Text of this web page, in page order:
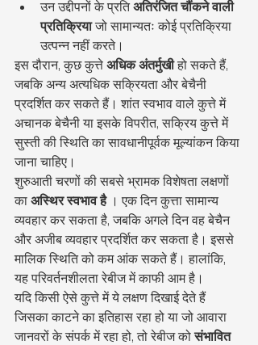
उन उद्दीपनों के प्रति अतिरंजित चौंकने वाली
प्रतिक्रिया जो सामान्यतः कोई प्रतिक्रिया
उत्पन्न नहीं करते।
इस दौरान, कुछ कुत्ते अधिक अंतर्मुखी हो सकते हैं,
जबकि अन्य अत्यधिक सक्रियता और बेचैनी
प्रदर्शित कर सकते हैं। शांत स्वभाव वाले कुत्ते में
अचानक बेचैनी या इसके विपरीत, सक्रिय कुत्ते में
सुस्ती की स्थिति का सावधानीपूर्वक मूल्यांकन किया
जाना चाहिए।
शुरुआती चरणों की सबसे भ्रामक विशेषता लक्षणों
का अस्थिर स्वभाव है । एक दिन कुत्ता सामान्य
व्यवहार कर सकता है, जबकि अगले दिन वह बेचैन
और अजीब व्यवहार प्रदर्शित कर सकता है। इससे
मालिक स्थिति को कम आंक सकते हैं। हालांकि,
यह परिवर्तनशीलता रेबीज में काफी आम है।
यदि किसी ऐसे कुत्ते में ये लक्षण दिखाई देते हैं
जिसका काटने का इतिहास रहा हो या जो आवारा
जानवरों के संपर्क में रहा हो, तो रेबीज को संभावित